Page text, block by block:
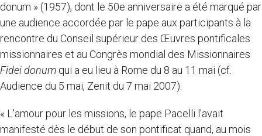
donum » (1957), dont le 50e anniversaire a été marqué par
une audience accordée par le pape aux participants à la
rencontre du Conseil supérieur des Œuvres pontificales
missionnaires et au Congrès mondial des Missionnaires
Fidei donum qui a eu lieu à Rome du 8 au 11 mai (cf.
Audience du 5 mai, Zenit du 7 mai 2007).
« L'amour pour les missions, le pape Pacelli l'avait
manifesté dès le début de son pontificat quand, au mois